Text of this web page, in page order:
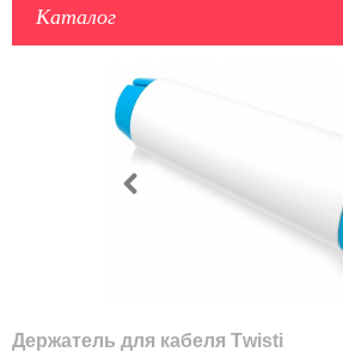
Каталог
Держатель для кабеля Тwisti